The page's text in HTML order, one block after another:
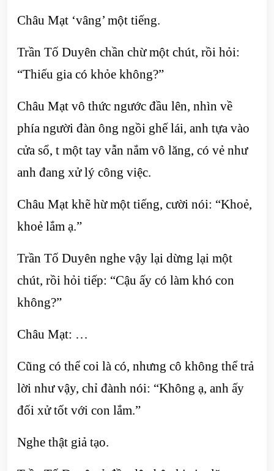
Châu Mạt ‘vâng’ một tiếng.
Trần Tố Duyên chần chừ một chút, rồi hỏi:
“Thiếu gia có khỏe không?”
Châu Mạt vô thức ngước đầu lên, nhìn về
phía người đàn ông ngồi ghế lái, anh tựa vào
cửa sổ, t một tay vẫn nắm vô lăng, có vẻ như
anh đang xử lý công việc.
Châu Mạt khẽ hừ một tiếng, cười nói: “Khoẻ,
khoẻ lắm ạ.”
Trần Tố Duyên nghe vậy lại dừng lại một
chút, rồi hỏi tiếp: “Cậu ấy có làm khó con
không?”
Châu Mạt: …
Cũng có thể coi là có, nhưng cô không thể trả
lời như vậy, chỉ đành nói: “Không ạ, anh ấy
đối xử tốt với con lắm.”
Nghe thật giả tạo.